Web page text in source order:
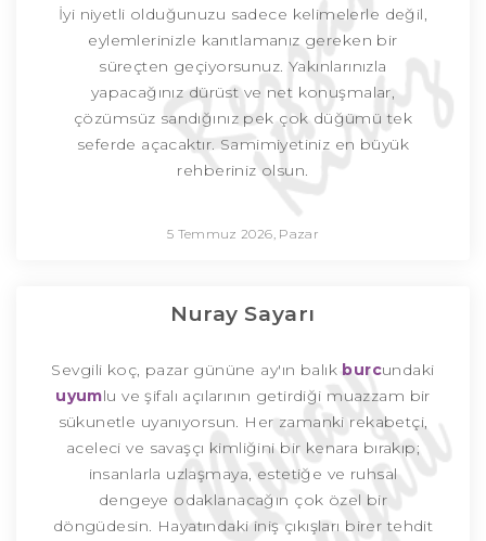
İyi niyetli olduğunuzu sadece kelimelerle değil,
eylemlerinizle kanıtlamanız gereken bir
süreçten geçiyorsunuz. Yakınlarınızla
yapacağınız dürüst ve net konuşmalar,
çözümsüz sandığınız pek çok düğümü tek
seferde açacaktır. Samimiyetiniz en büyük
rehberiniz olsun.
5 Temmuz 2026, Pazar
Nuray Sayarı
Sevgili koç, pazar gününe ay'ın balık burcundaki
uyumlu ve şifalı açılarının getirdiği muazzam bir
sükunetle uyanıyorsun. Her zamanki rekabetçi,
aceleci ve savaşçı kimliğini bir kenara bırakıp;
insanlarla uzlaşmaya, estetiğe ve ruhsal
dengeye odaklanacağın çok özel bir
döngüdesin. Hayatındaki iniş çıkışları birer tehdit